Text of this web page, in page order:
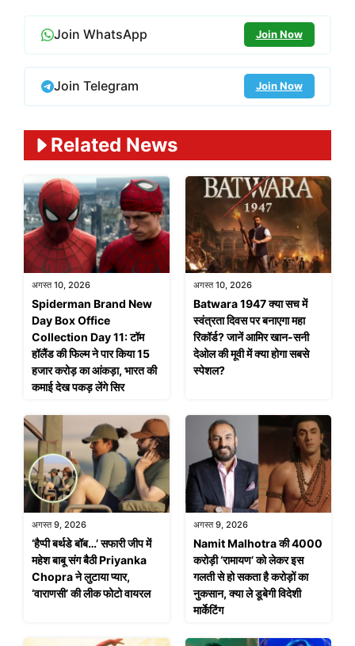
Join WhatsApp Join Now
Join Telegram Join Now
Related News
अगस्त 10, 2026
Spiderman Brand New
Day Box Office
Collection Day 11: टॉम
हॉलैंड की फिल्म ने पार किया 15
हजार करोड़ का आंकड़ा, भारत की
कमाई देख पकड़ लेंगे सिर
अगस्त 10, 2026
Batwara 1947 क्या सच में
स्वंत्रता दिवस पर बनाएगा महा
रिकॉर्ड? जानें आमिर खान-सनी
देओल की मूवी में क्या होगा सबसे
स्पेशल?
अगस्त 9, 2026
‘हैप्पी बर्थडे बॉब…’ सफारी जीप में
महेश बाबू संग बैठी Priyanka
Chopra ने लुटाया प्यार,
‘वाराणसी’ की लीक फोटो वायरल
अगस्त 9, 2026
Namit Malhotra की 4000
करोड़ी ‘रामायण’ को लेकर इस
गलती से हो सकता है करोड़ों का
नुकसान, क्या ले डूबेगी विदेशी
मार्केटिंग